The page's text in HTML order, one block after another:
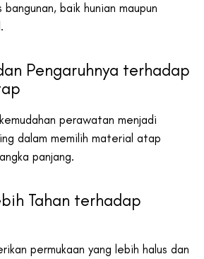
baik hunian maupun
Pengaruhnya terhadap
perawatan menjadi
dalam memilih material atap
panjang.
Tahan terhadap
permukaan yang lebih halus dan